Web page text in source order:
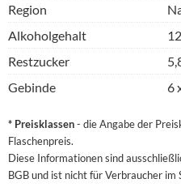
Region
Alkoholgehalt
Restzucker
Gebinde
6
* Preisklassen- die Angabe der
Flaschenpreis.
Diese Informationen sind
BGB und ist nicht für Verbraucher